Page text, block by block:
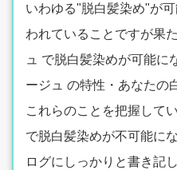
いわゆる"脱白髪染め"が
われていることですが果
ュ で脱白髪染めが可能に
ージュ の特性・あなたの
これらのことを把握して
で脱白髪染めが不可能に
ログにしっかりと書き記